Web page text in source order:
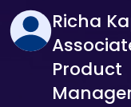
Richa
Product